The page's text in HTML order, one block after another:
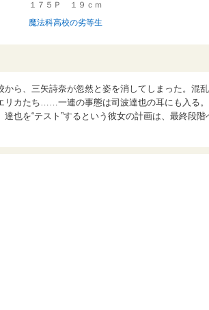
１７５Ｐ １９ｃｍ
魔法科高校の劣等生
ら、三矢詩奈が忽然と姿を消してしまった。混
リカたち……一連の事態は司波達也の耳にも入る
也を“テスト”するという彼女の計画は、最終段階